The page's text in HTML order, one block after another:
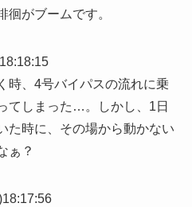
徊がブームです。
時、4号バイパスの流れに乗
てしまった…。しかし、1日
時に、その場から動かない
ぁ？